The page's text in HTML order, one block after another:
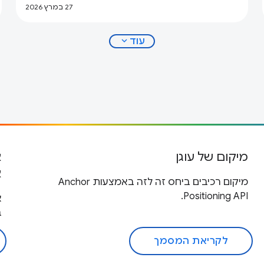
27 במרץ 2026
עוד expand_more
מיקום של עוגן
מיקום רכיבים ביחס זה לזה באמצעות Anchor
Positioning API.
לקריאת המסמך